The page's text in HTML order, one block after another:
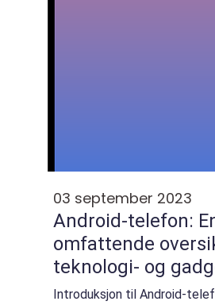
03 september 2023
Android-telefon:
omfattende
teknologi- og
Introduksjon til Android-